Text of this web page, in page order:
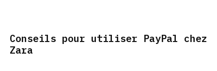
Conseils pour utiliser PayPal chez
Zara